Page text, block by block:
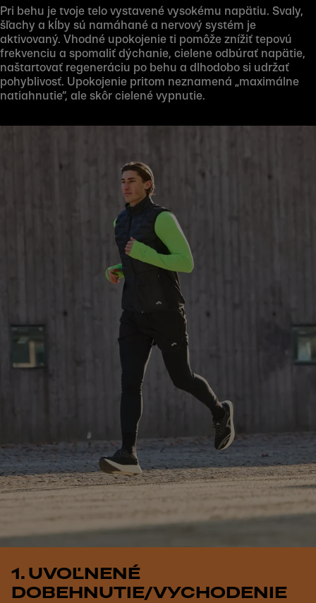
Play
Pri behu je tvoje telo vystavené vysokému napätiu. Svaly,
šľachy a kĺby sú namáhané a nervový systém je
aktivovaný. Vhodné upokojenie ti pomôže znížiť tepovú
frekvenciu a spomaliť dýchanie, cielene odbúrať napätie,
naštartovať regeneráciu po behu a dlhodobo si udržať
pohyblivosť. Upokojenie pritom neznamená „maximálne
natiahnutie“, ale skôr cielené vypnutie.
1. UVOĽNENÉ
DOBEHNUTIE/VYCHODENIE